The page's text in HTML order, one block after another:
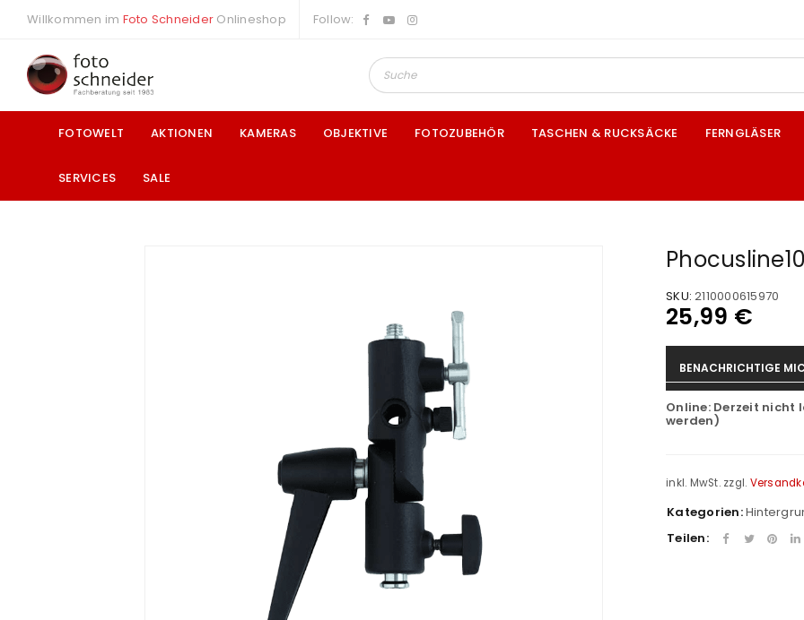
Willkommen im Foto Schneider Onlineshop Follow:
FOTOWELT AKTIONEN KAMERAS OBJEKTIVE FOTOZUBEHÖR TASCHEN & RUCKSÄCKE FERNGLÄSER
SERVICES SALE
SKU: 2110000615970
25,99 €
BENACHRICHTIGE
Online: Derzeit nicht
werden)
inkl. MwSt. zzgl.
Kategorien:
Teilen: